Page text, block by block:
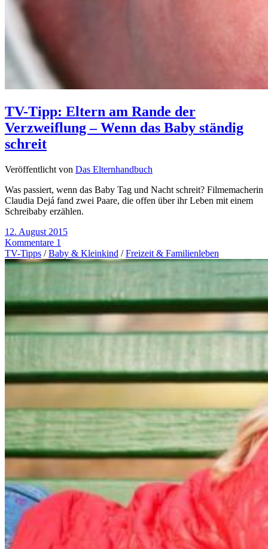
TV-Tipp: Eltern am Rande der
Verzweiflung – Wenn das Baby ständig
schreit
Veröffentlicht von Das Elternhandbuch
Was passiert, wenn das Baby Tag und Nacht schreit? Filmemacherin
Claudia Dejá fand zwei Paare, die offen über ihr Leben mit einem
Schreibaby erzählen.
12. August 2015
Kommentare 1
TV-Tipps /Baby & Kleinkind /Freizeit & Familienleben